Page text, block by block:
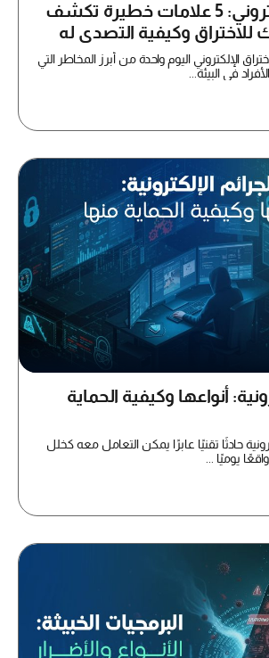
الاختراق الإلكتروني: 5 علامات خطيرة تكشف
وكيفية التصدي له
الإلكتروني اليوم واحدة من أبرز المخاطر التي
في البيئة...
أنواعها وكيفية الحماية
حادثًا تقنيًا عابرًا يمكن التعامل معه كخلل
يوميًا ...